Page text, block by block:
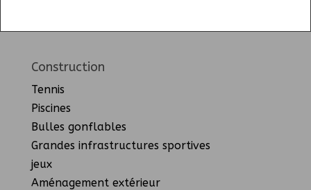
Construction
Tennis
Piscines
Bulles gonflables
Grandes infrastructures sportives
jeux
Aménagement extérieur